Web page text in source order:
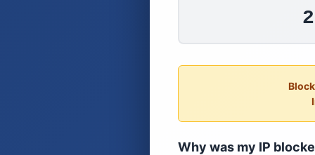
Why was my IP